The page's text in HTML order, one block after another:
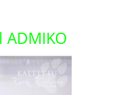
HUNTING
ADMIKO